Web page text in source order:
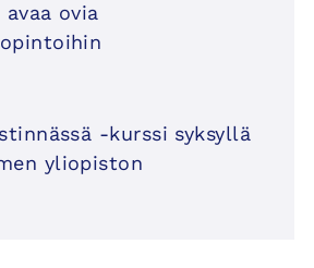
ovia
-kurssi syksyllä
yliopiston